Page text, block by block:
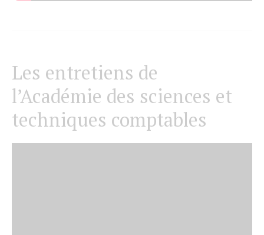
Les entretiens de
l’Académie des sciences et
techniques comptables